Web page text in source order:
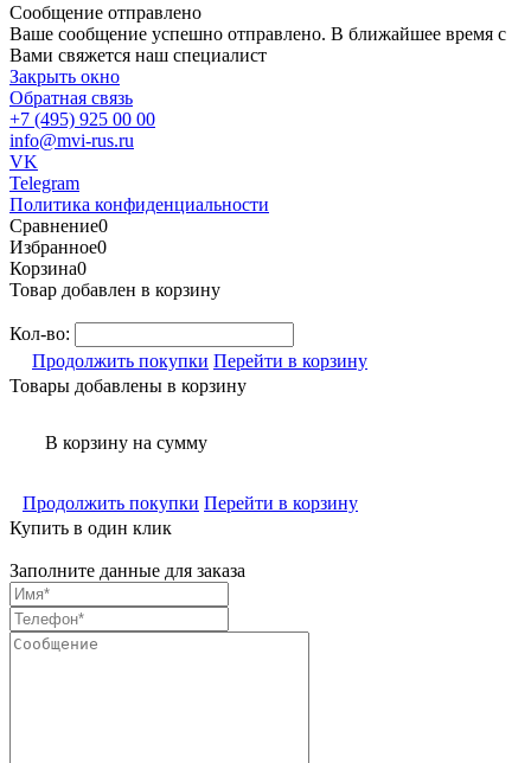
Сообщение отправлено
Ваше сообщение успешно отправлено. В ближайшее время с
Вами свяжется наш специалист
Закрыть окно
Обратная связь
+7 (495) 925 00 00
info@mvi-rus.ru
VK
Telegram
Политика конфиденциальности
Сравнение0
Избранное0
Корзина0
Товар добавлен в корзину
Кол-во:
Продолжить покупки Перейти в корзину
Товары добавлены в корзину
В корзину на сумму
Продолжить покупки Перейти в корзину
Купить в один клик
Заполните данные для заказа